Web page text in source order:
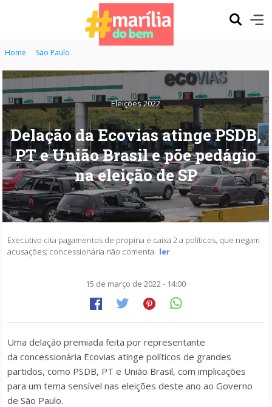
Home São Paulo
Eleições 2022
Delação da Ecovias atinge PSDB,
PT e União Brasil e põe pedágio
na eleição de SP
Executivo cita pagamentos de propina e caixa 2 a políticos, que negam
acusações; concessionária não comenta ler
15 de março de 2022 - 14:00
Uma delação premiada feita por representante
da concessionária Ecovias atinge políticos de grandes
partidos, como PSDB, PT e União Brasil, com implicações
para um tema sensível nas eleições deste ano ao Governo
de São Paulo.